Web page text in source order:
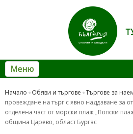
Меню
Начало Обяви и търгове Търгове за
провеждане на търг с явно наддаване за
отделена част от морски плаж „Попски
община Царево, област Бургас